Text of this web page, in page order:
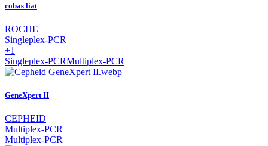
cobas liat
ROCHE
Singleplex-PCR
+1
Singleplex-PCRMultiplex-PCR
GeneXpert II
CEPHEID
Multiplex-PCR
Multiplex-PCR